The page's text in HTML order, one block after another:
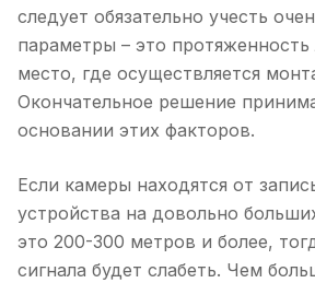
следует обязательно учесть
параметры – это
место, где осуществляется
Окончательное решение
основании этих факторов.
Если камеры находятся от
устройства на довольно
это 200-300 метров и более,
сигнала будет слабеть. Чем